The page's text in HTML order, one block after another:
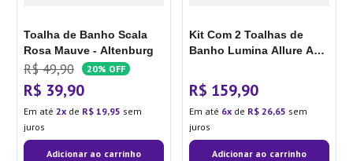
Toalha de Banho Scala
Rosa Mauve - Altenburg
R$ 49,90 20% OFF
R$ 39,90
Em até 2 de R$ 19,95 sem
juros
Adicionar ao carrinho
Kit Com 2 Toalhas de
Banho Lumina Allure Azul
R$ 159,90
Em até 6 de R$ 26,65 sem
juros
Adicionar ao carrinho